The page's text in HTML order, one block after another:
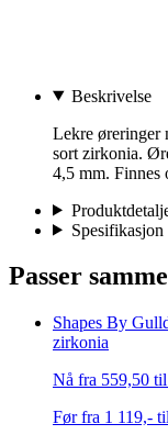
Beskrivelse
Lekre øreringer
sort zirkonia.
4,5 mm. Finnes
Passer
Shapes By
zirkonia
Nå fra 559,50
Før fra 1 119,-